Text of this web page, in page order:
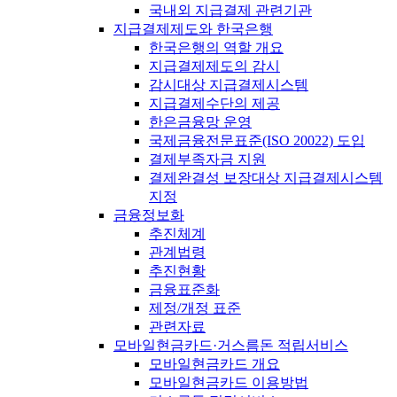
국내외 지급결제 관련기관
지급결제제도와 한국은행
한국은행의 역할 개요
지급결제제도의 감시
감시대상 지급결제시스템
지급결제수단의 제공
한은금융망 운영
국제금융전문표준(ISO 20022) 도입
결제부족자금 지원
결제완결성 보장대상 지급결제시스템
지정
금융정보화
추진체계
관계법령
추진현황
금융표준화
제정/개정 표준
관련자료
모바일현금카드·거스름돈 적립서비스
모바일현금카드 개요
모바일현금카드 이용방법